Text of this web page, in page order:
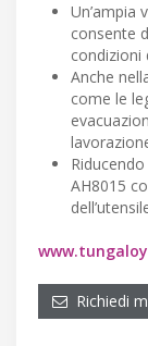
Un’ampia
consente
condizioni
Anche
come le
AH8015
Richiedi